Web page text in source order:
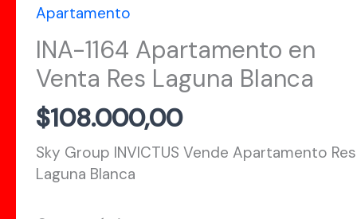
Apartamento
INA-1164 Apartamento en
Venta Res Laguna Blanca
$108.000,00
Sky Group INVICTUS Vende Apartamento Res
Laguna Blanca